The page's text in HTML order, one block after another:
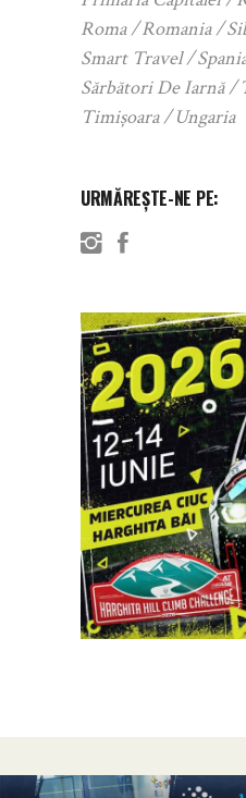
Roma
Romania
Smart Travel
Sărbători De Iarnă
Timișoara
Ungaria
URMĂREȘTE-NE PE: